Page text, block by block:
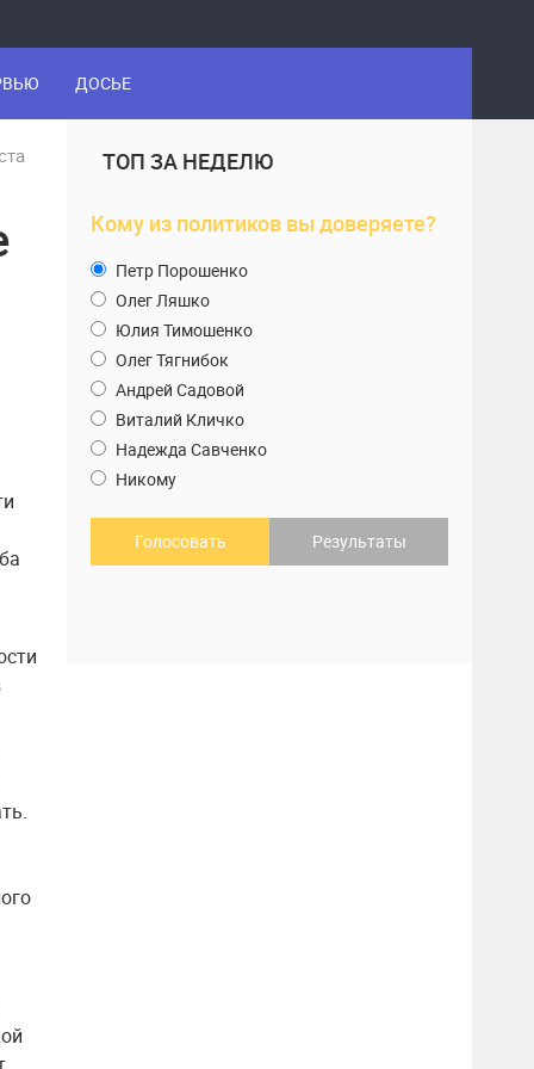
ДОСЬЕ
ТОП ЗА НЕДЕЛЮ
Кому из политиков вы доверяете?
Петр Порошенко
Олег Ляшко
Юлия Тимошенко
Олег Тягнибок
Андрей Садовой
Виталий Кличко
Надежда Савченко
Никому
Голосовать Результаты